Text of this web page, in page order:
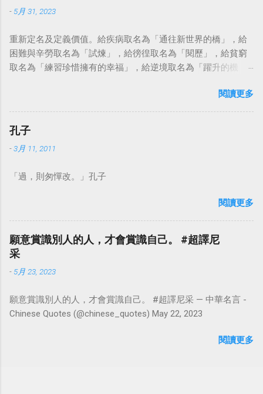
- 5月 31, 2023
重新定名及定義價值。給疾病取名為「通往新世界的橋」，給
困難與辛勞取名為「試煉」，給徬徨取名為「閱歷」，給貧窮
取名為「練習珍惜擁有的幸福」，給逆境取名為「躍升的機
點看事情，就不會覺得活著是一件沉重的事。#超譯尼采 — 中
華名言 - Chinese Quotes (@chinese_quotes) May 23, 2023
閱讀更多
孔子
-3月 11, 2011
「過，則匆憚改。」孔子
閱讀更多
願意賞識別人的人，才會賞識自己。 #超譯尼
采
- 5月 23, 2023
願意賞識別人的人，才會賞識自己。 #超譯尼采 — 中華名言 -
Chinese Quotes (@chinese_quotes) May 22, 2023
閱讀更多